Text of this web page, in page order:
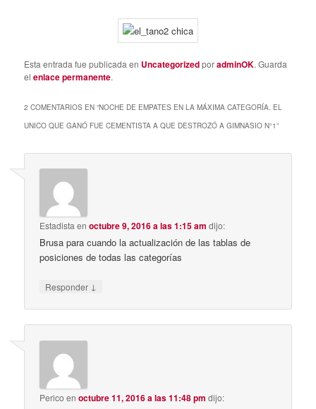
Esta entrada fue publicada en UncategorizedporadminOK. Guarda
elenlace permanente.
2 COMENTARIOS EN “NOCHE DE EMPATES EN LA MÁXIMA CATEGORÍA. EL
UNICO QUE GANÓ FUE CEMENTISTA A QUE DESTROZÓ A GIMNASIO N°1”
Estadista enoctubre 9, 2016 a las 1:15 am dijo:
Brusa para cuando la actualización de las tablas de
posiciones de todas las categorías
Responder ↓
Perico enoctubre 11, 2016 a las 11:48 pm dijo: